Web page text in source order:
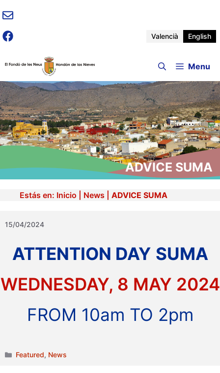
Skip
to
content
Valencià English
Menu
ADVICE SUMA
Estás en: Inicio News ADVICE SUMA
15/04/2024
ATTENTION DAY SUMA
WEDNESDAY, 8 MAY 2024
FROM 10am TO 2pm
Categories
Featured, News